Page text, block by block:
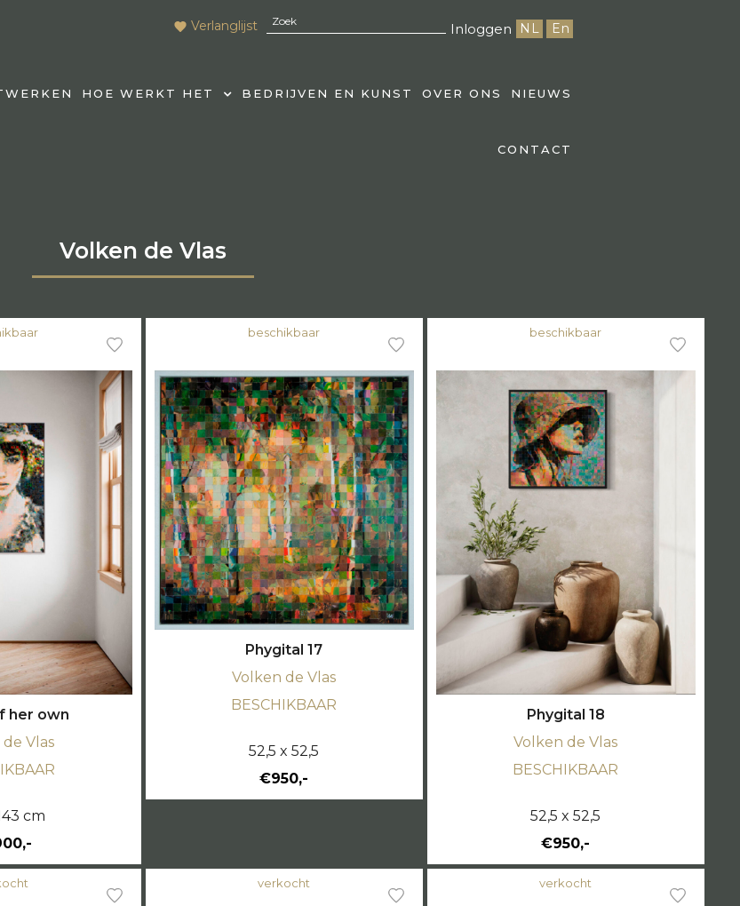
Verlanglijst Inloggen NL En
HOE WERKT HET BEDRIJVEN EN KUNST OVER ONS NIEUWS
CONTACT
Volken de Vlas
her own
Vlas
cm
beschikbaar
Phygital 17
Volken de Vlas
BESCHIKBAAR
52,5 x 52,5
€950,-
beschikbaar
Phygital 18
Volken de Vlas
BESCHIKBAAR
52,5 x 52,5
€950,-
verkocht verkocht